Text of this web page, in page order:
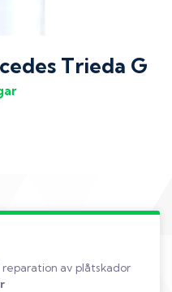
Trieda G
av plåtskador